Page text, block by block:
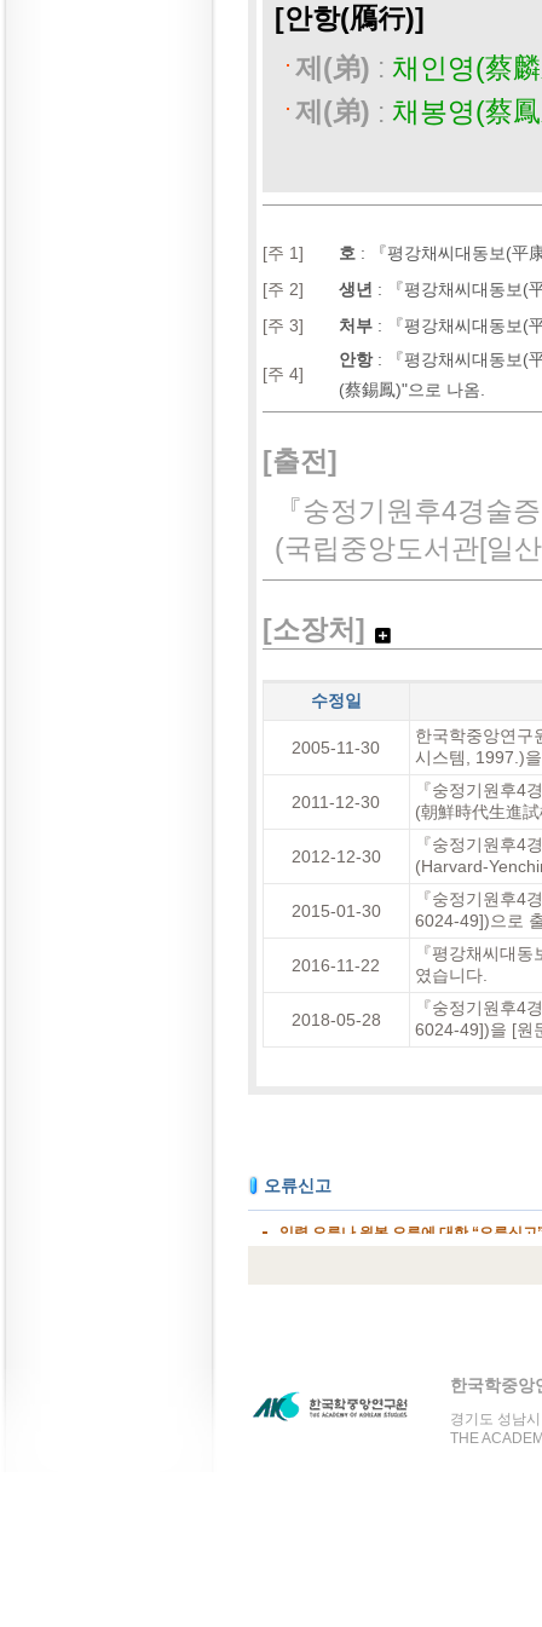
[안항(鴈行)]
제(弟) : 채인영(蔡
제(弟) : 채봉영(蔡
[주 1] 호 :
『평강채씨대동보(
[주 2]
생년 :
『평강채씨대동보
[주 3]
처부 : 『평강채씨대동보
[주 4]
안항:
『평강채씨대동보
(蔡錫鳳)"으로 나옴.
[출전]
『숭정기원후4경술
(국립중앙도서관[일
[소장처]
수정일
2005-11-30
한국학중앙연구
시스템, 1997.)
2011-12-30
『숭정기원후4
(朝鮮時代生進
2012-12-30
『숭정기원후4
(Harvard-
2015-01-30
『숭정기원후4
6024-49])으로
2016-11-22
『평강채씨대
였습니다.
2018-05-28
『숭정기원후4
6024-49])을 [원
한국학중앙
경기도 성남
THE